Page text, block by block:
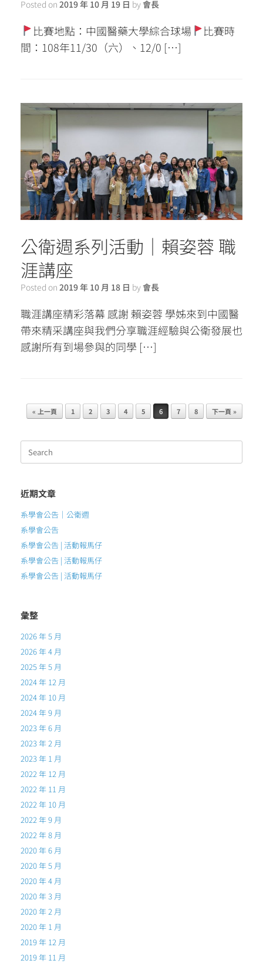
Posted on 2019 年 10 月 19 日 by會長
比賽地點：中國醫藥大學綜合球場
比賽時
間：108年11/30（六）、12/0 […]
公衛週系列活動｜賴姿蓉 職
涯講座
Posted on 2019 年 10 月 18 日 by會長
職涯講座精彩落幕 感謝 賴姿蓉 學姊來到中國醫
帶來精采講座與我們分享職涯經驗與公衛發展也
感謝所有到場參與的同學 […]
Post navigation
« 上一頁 1 2 3 4 5 6 7 8 下一頁 »
Search
for:
近期文章
系學會公告｜公衛週
系學會公告
系學會公告 | 活動報馬仔
系學會公告 | 活動報馬仔
系學會公告 | 活動報馬仔
彙整
2026 年 5 月
2026 年 4 月
2025 年 5 月
2024 年 12 月
2024 年 10 月
2024 年 9 月
2023 年 6 月
2023 年 2 月
2023 年 1 月
2022 年 12 月
2022 年 11 月
2022 年 10 月
2022 年 9 月
2022 年 8 月
2020 年 6 月
2020 年 5 月
2020 年 4 月
2020 年 3 月
2020 年 2 月
2020 年 1 月
2019 年 12 月
2019 年 11 月